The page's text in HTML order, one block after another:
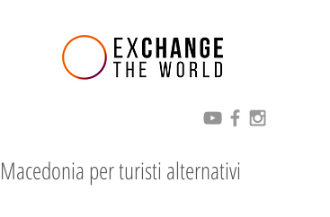
Macedonia per turisti alternativi